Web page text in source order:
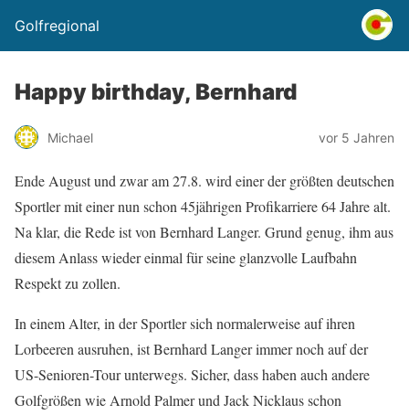
Golfregional
Happy birthday, Bernhard
Michael vor 5 Jahren
Ende August und zwar am 27.8. wird einer der größten deutschen
Sportler mit einer nun schon 45jährigen Profikarriere 64 Jahre alt.
Na klar, die Rede ist von Bernhard Langer. Grund genug, ihm aus
diesem Anlass wieder einmal für seine glanzvolle Laufbahn
Respekt zu zollen.
In einem Alter, in der Sportler sich normalerweise auf ihren
Lorbeeren ausruhen, ist Bernhard Langer immer noch auf der
US-Senioren-Tour unterwegs. Sicher, dass haben auch andere
Golfgrößen wie Arnold Palmer und Jack Nicklaus schon